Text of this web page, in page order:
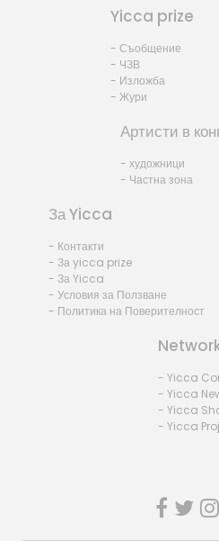
Yicca prize
- Съобщение
- ЧЗВ
- Изложба
- Жури
Артисти в
- художници
- Частна зона
За Yicca
- Контакти
- За yicca prize
- За Yicca
- Условия за Ползване
- Политика на Поверителност
- Yicca
- Yicca
- Yicca
- Yicca